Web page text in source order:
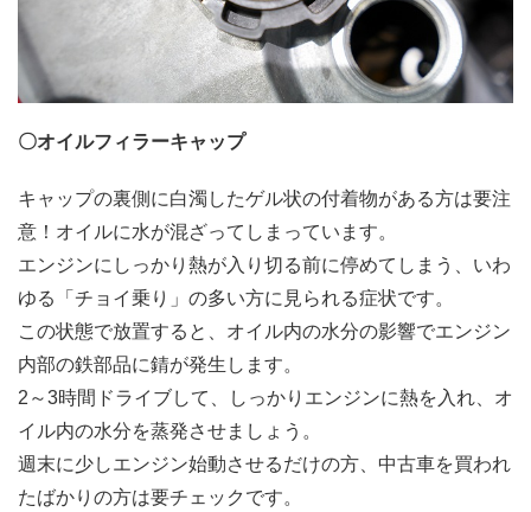
〇オイルフィラーキャップ
キャップの裏側に白濁したゲル状の付着物がある方は要注
意！オイルに水が混ざってしまっています。
エンジンにしっかり熱が入り切る前に停めてしまう、いわ
ゆる「チョイ乗り」の多い方に見られる症状です。
この状態で放置すると、オイル内の水分の影響でエンジン
内部の鉄部品に錆が発生します。
2～3時間ドライブして、しっかりエンジンに熱を入れ、オ
イル内の水分を蒸発させましょう。
週末に少しエンジン始動させるだけの方、中古車を買われ
たばかりの方は要チェックです。